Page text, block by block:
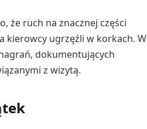
że ruch na znacznej części
kierowcy ugrzęźli w korkach. W
dokumentujących
z wizytą.